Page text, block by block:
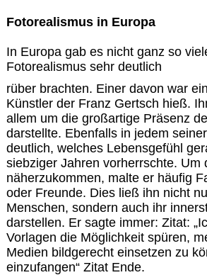
Fotorealismus in Europa
In Europa gab es nicht ganz so
Fotorealismus sehr deutlich
rüber brachten. Einer davon war
Künstler der Franz Gertsch hieß.
allem um die großartige Präsenz
darstellte. Ebenfalls in jedem
deutlich, welches Lebensgefühl
siebziger Jahren vorherrschte. Um
näherzukommen, malte er häufig
oder Freunde. Dies ließ ihn nicht
Menschen, sondern auch ihr
darstellen. Er sagte immer: Zitat:
Vorlagen die Möglichkeit spüren,
Medien bildgerecht einsetzen zu
einzufangen“ Zitat Ende.